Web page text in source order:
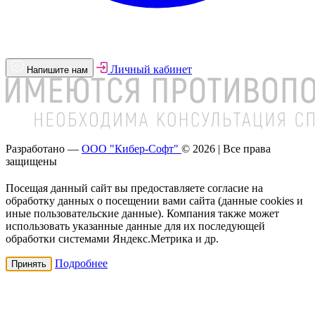
Напишите нам Личный кабинет
Разработано — ООО "Кибер-Софт" © 2026 | Все права
защищены
Посещая данный сайт вы предоставляете согласие на
обработку данных о посещении вами сайта (данные cookies и
иные пользовательские данные). Компания также может
использовать указанные данные для их последующей
обработки системами Яндекс.Метрика и др.
Принять Подробнее